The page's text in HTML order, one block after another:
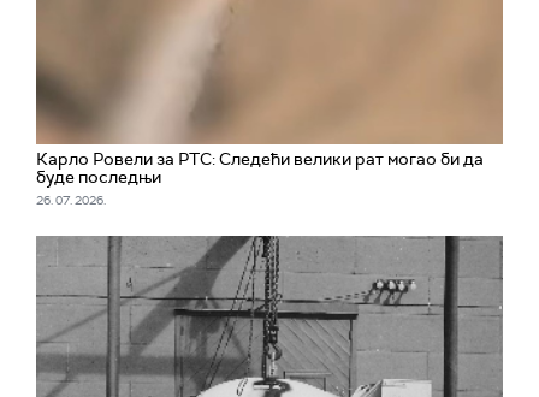
Карло Ровели за РТС: Следећи велики рат могао би да
буде последњи
26. 07. 2026.